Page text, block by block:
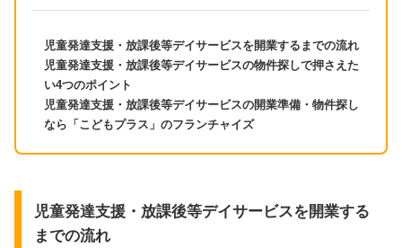
児童発達支援・放課後等デイサービスを開業するまでの流れ
児童発達支援・放課後等デイサービスの物件探しで押さえた
い4つのポイント
児童発達支援・放課後等デイサービスの開業準備・物件探し
なら「こどもプラス」のフランチャイズ
児童発達支援・放課後等デイサービスを開業する
までの流れ